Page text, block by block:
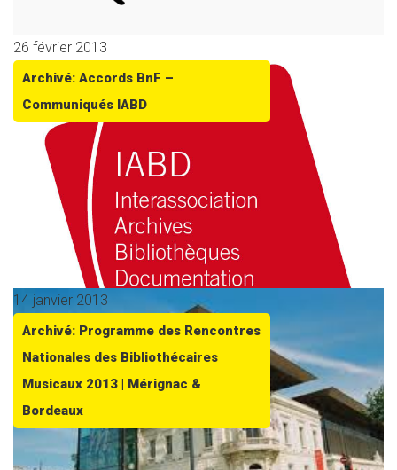
26 février 2013
Archivé: Accords BnF –
Communiqués IABD
14 janvier 2013
Archivé: Programme des Rencontres
Nationales des Bibliothécaires
Musicaux 2013 | Mérignac &
Bordeaux